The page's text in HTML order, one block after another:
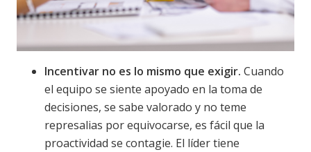
Incentivar no es lo mismo que exigir. Cuando
el equipo se siente apoyado en la toma de
decisiones, se sabe valorado y no teme
represalias por equivocarse, es fácil que la
proactividad se contagie. El líder tiene